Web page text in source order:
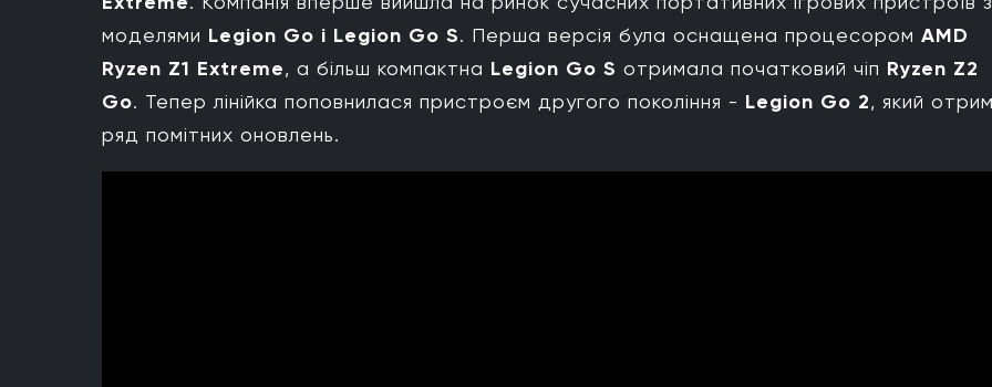
моделями Legion Go і Legion Go S. Перша версія була оснащена процесором AMD
Ryzen Z1 Extreme, а більш компактна Legion Go S отримала початковий чіп Ryzen Z2
Go. Тепер лінійка поповнилася пристроєм другого покоління - Legion Go 2, який
ряд помітних оновлень.